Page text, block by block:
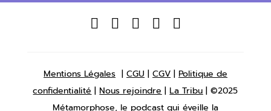
    
Mentions Légales | CGU | CGV| Politique de
confidentialité |Nous rejoindre |La Tribu | ©2025
Métamorphose, le podcast qui éveille la